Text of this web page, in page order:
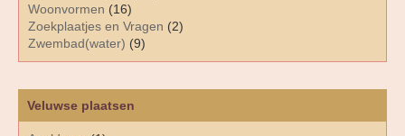
Woonvormen (16)
Zoekplaatjes en Vragen (2)
Zwembad(water) (9)
Veluwse plaatsen